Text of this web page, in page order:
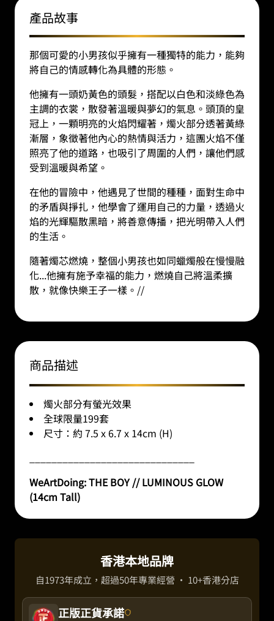
數
產品故事
那個可愛的小男孩似乎擁有一種獨特的能力，能夠
將自己的情感轉化為具體的形態。
他擁有一頭奶黃色的頭髮，搭配以白色和淡綠色為
主調的衣裳，散發著溫暖與夢幻的氣息。頭頂的皇
冠上，一顆明亮的火焰閃耀著，燭火部分透著黃綠
漸層，象徵著他內心的熱情與活力，這團火焰不僅
照亮了他的道路，也吸引了周圍的人們，讓他們感
受到溫暖與希望。
在他的冒險中，他遇見了世間的種種，面對生命中
的矛盾與掙扎，他學會了運用自己的力量，透過火
焰的光輝驅散黑暗，將善意傳播，把光明帶入人們
的生活。
隨著燭芯燃燒，整個小男孩也如同蠟燭般在慢慢融
化...他擁有施予幸福的能力，燃燒自己將溫柔擴
散，就像快樂王子一樣。 //
商品描述
燭火部分有螢光效果
全球限量199套
尺寸：約 7.5 x 6.7 x 14cm (H)
WeArtDoing: THE BOY // LUMINOUS GLOW
(14cm Tall)
香港本地品牌
自1973年成立，超過50年專業經營 · 10+香港分店
正版正貨承諾